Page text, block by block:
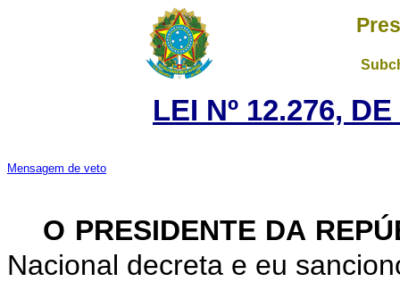
LEI Nº 12.276,
Mensagem de veto
O PRESIDENTE DA
Nacional decreta e eu